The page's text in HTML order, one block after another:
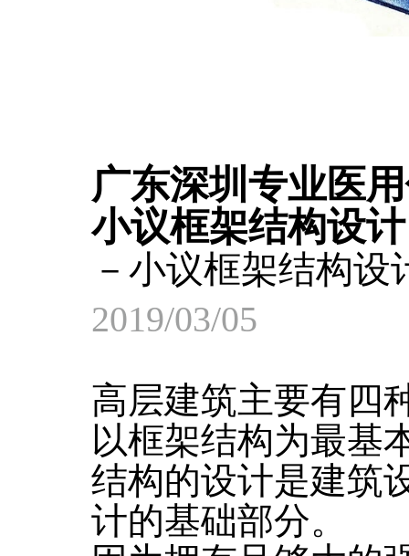
广东深圳专业医
小议框架结构设计
－小议框架结构设
2019/03/05
高层建筑主要有四
以框架结构为最基
结构的设计是建筑
计的基础部分。